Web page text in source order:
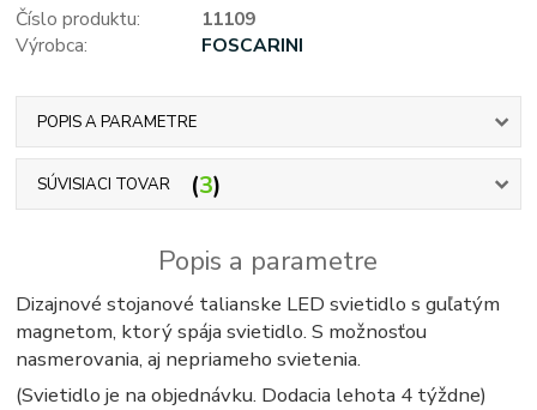
Číslo produktu:
11109
Výrobca:
FOSCARINI
POPIS A PARAMETRE
SÚVISIACI TOVAR 3
Popis a parametre
Dizajnové stojanové talianske LED svietidlo s guľatým
magnetom, ktorý spája svietidlo. S možnosťou
nasmerovania, aj nepriameho svietenia.
(Svietidlo je na objednávku. Dodacia lehota 4 týždne)